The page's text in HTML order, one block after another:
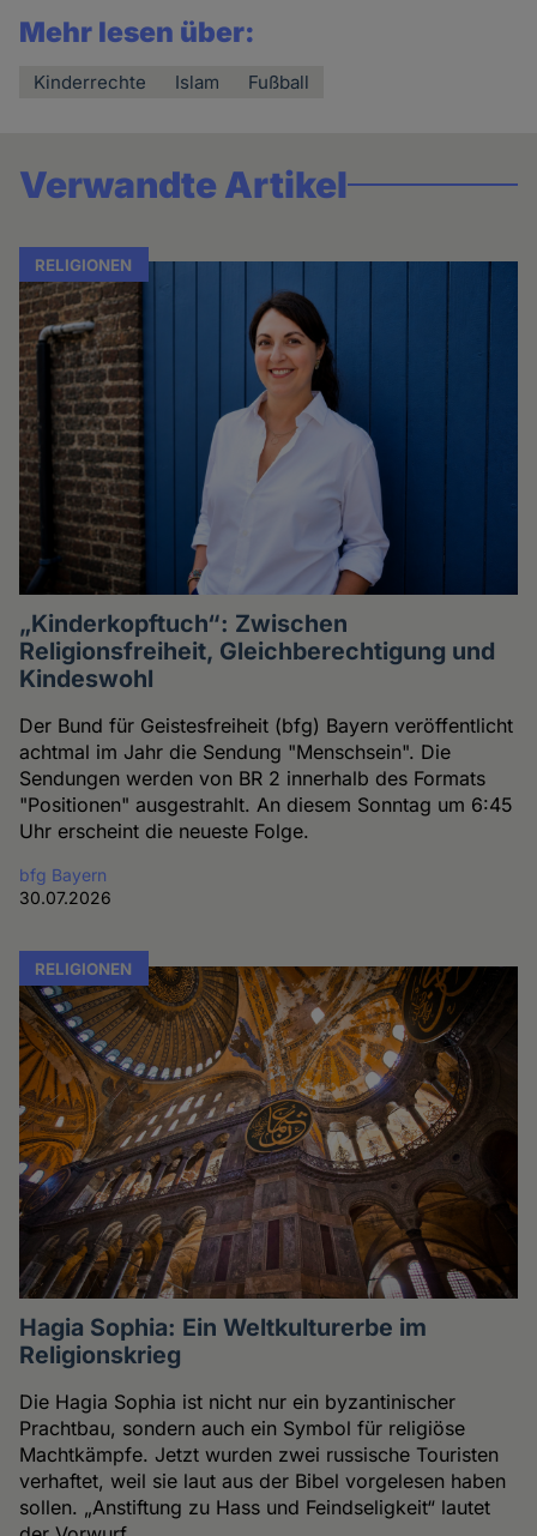
Mehr lesen über:
Kinderrechte Islam Fußball
Verwandte Artikel
RELIGIONEN
„Kinderkopftuch“: Zwischen
Religionsfreiheit, Gleichberechtigung und
Kindeswohl
Der Bund für Geistesfreiheit (bfg) Bayern veröffentlicht
achtmal im Jahr die Sendung "Menschsein". Die
Sendungen werden von BR 2 innerhalb des Formats
"Positionen" ausgestrahlt. An diesem Sonntag um 6:45
Uhr erscheint die neueste Folge.
bfg Bayern
30.07.2026
RELIGIONEN
Hagia Sophia: Ein Weltkulturerbe im
Religionskrieg
Die Hagia Sophia ist nicht nur ein byzantinischer
Prachtbau, sondern auch ein Symbol für religiöse
Machtkämpfe. Jetzt wurden zwei russische Touristen
verhaftet, weil sie laut aus der Bibel vorgelesen haben
sollen. „Anstiftung zu Hass und Feindseligkeit“ lautet